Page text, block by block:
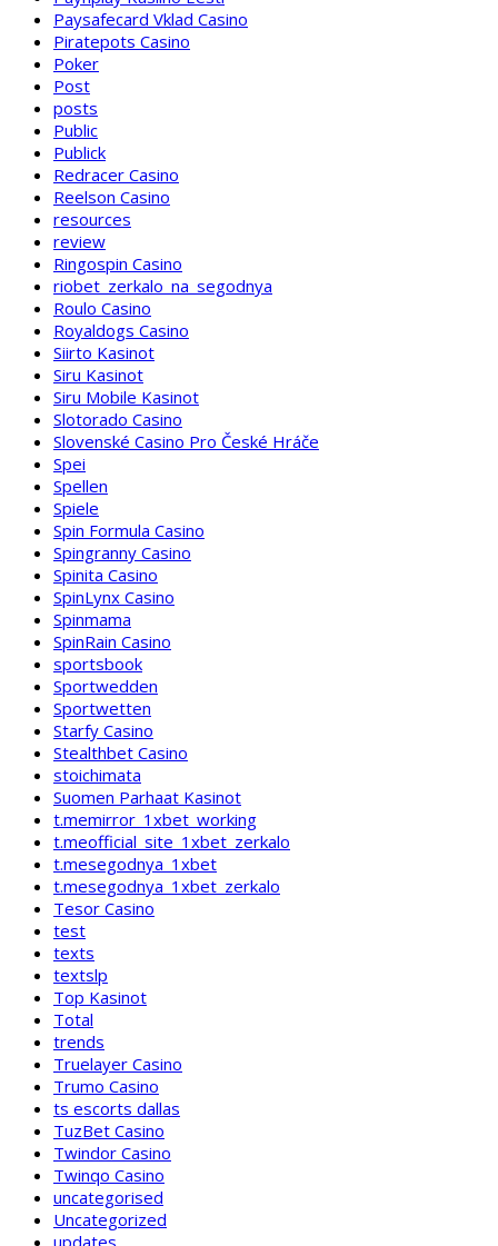
Paysafecard Vklad Casino
Piratepots Casino
Poker
Post
posts
Public
Publick
Redracer Casino
Reelson Casino
resources
review
Ringospin Casino
riobet_zerkalo_na_segodnya
Roulo Casino
Royaldogs Casino
Siirto Kasinot
Siru Kasinot
Siru Mobile Kasinot
Slotorado Casino
Slovenské Casino Pro České Hráče
Spei
Spellen
Spiele
Spin Formula Casino
Spingranny Casino
Spinita Casino
SpinLynx Casino
Spinmama
SpinRain Casino
sportsbook
Sportwedden
Sportwetten
Starfy Casino
Stealthbet Casino
stoichimata
Suomen Parhaat Kasinot
t.memirror_1xbet_working
t.meofficial_site_1xbet_zerkalo
t.mesegodnya_1xbet
t.mesegodnya_1xbet_zerkalo
Tesor Casino
test
texts
textslp
Top Kasinot
Total
trends
Truelayer Casino
Trumo Casino
ts escorts dallas
TuzBet Casino
Twindor Casino
Twinqo Casino
uncategorised
Uncategorized